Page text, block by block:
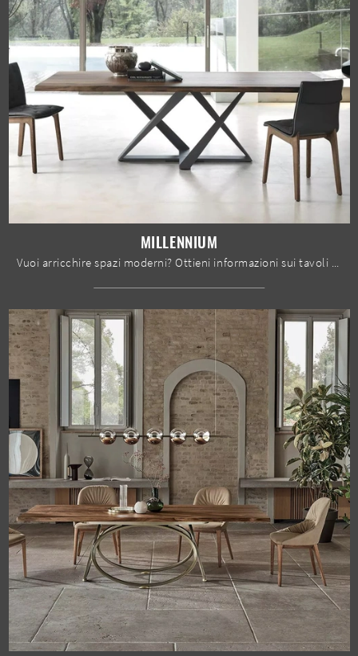
MILLENNIUM
Vuoi arricchire spazi moderni? Ottieni informazioni sui tavoli moderni fissi: il modello da pranzo Millennium ti attende.